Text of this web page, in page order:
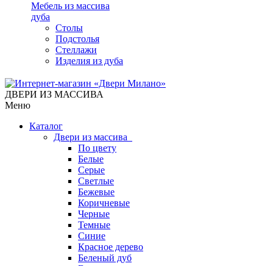
Мебель из массива
дуба
Столы
Подстолья
Стеллажи
Изделия из дуба
ДВЕРИ ИЗ МАССИВА
Меню
Каталог
Двери из массива
По цвету
Белые
Серые
Светлые
Бежевые
Коричневые
Черные
Темные
Синие
Красное дерево
Беленый дуб